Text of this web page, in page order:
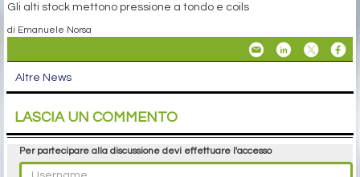
Gli alti stock mettono pressione a tondo e coils
di Emanuele Norsa
Altre News
LASCIA UN COMMENTO
Per partecipare alla discussione devi effettuare l'accesso